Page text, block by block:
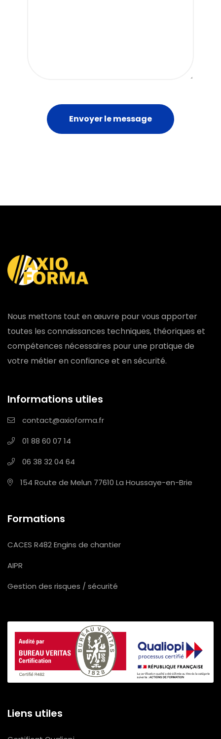
Nous mettons tout en œuvre pour vous apporter
toutes les connaissances techniques, théoriques et
compétences nécessaires pour une pratique de
votre métier en confiance et en sécurité.
Informations utiles
contact@axioforma.fr
01 88 60 07 14
06 38 32 04 64
154 Route de Melun 77610 La Houssaye-en-Brie
Formations
CACES R482 Engins de chantier
AIPR
Gestion des risques / sécurité
Liens utiles